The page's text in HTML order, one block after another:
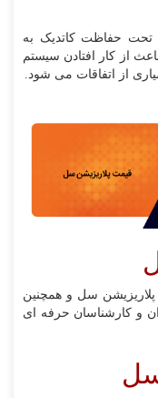
تحت حفاظت کاتدیک به
از کار افتادن سیستم
از اتفاقات می شود.
سل و همچنین
و کارشناسان حرفه ای
سل